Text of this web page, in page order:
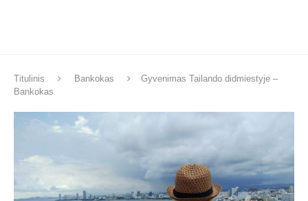
Titulinis Bankokas
Gyvenimas Tailando didmiestyje –
Bankokas